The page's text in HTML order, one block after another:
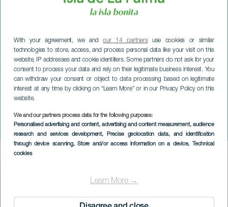
With your agreement, we andour 14 partnersuse cookies or similar
technologies to store, access, and process personal data like your visit on this
website, IP addresses and cookie identifiers. Some partners do not ask for your
consent to process your data and rely on their legitimate business interest. You
can withdraw your consent or object to data processing based on legitimate
interest at any time by clicking on “Learn More” or in our Privacy Policy on this
website.
We and our partners process data for the following purposes:
Personalised advertising and content, advertising and content measurement, audience
research and services development, Precise geolocation data, and identification
through device scanning, Store and/or access information on a device, Technical
cookies
Learn More →
La folle corsa di
beneficenza
LA PALMA
Imagen